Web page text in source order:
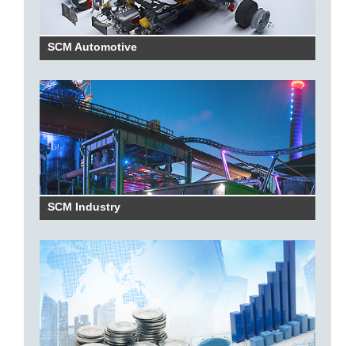
SCM Automotive
SCM Industry